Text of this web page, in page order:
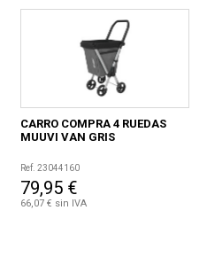
CARRO COMPRA 4 RUEDAS
MUUVI VAN GRIS
Ref. 23044160
79,95 €
66,07 € sin IVA